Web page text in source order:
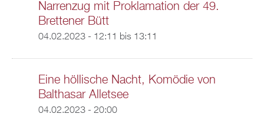
Narrenzug mit Proklamation der 49.
Brettener Bütt
04.02.2023 - 12:11 bis 13:11
Eine höllische Nacht, Komödie von
Balthasar Alletsee
04.02.2023 - 20:00